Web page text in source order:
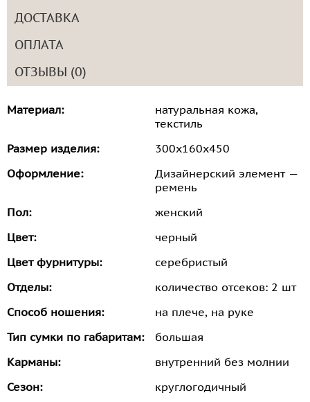
ДОСТАВКА
ОПЛАТА
ОТЗЫВЫ (0)
Материал:
натуральная кожа,
текстиль
Размер изделия:
300х160х450
Оформление:
Дизайнерский элемент —
ремень
Пол:
женский
Цвет:
черный
Цвет фурнитуры:
серебристый
Отделы:
количество отсеков: 2 шт
Способ ношения:
на плече, на руке
Тип сумки по габаритам:
большая
Карманы:
внутренний без молнии
Сезон:
круглогодичный